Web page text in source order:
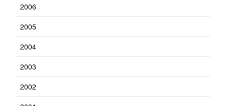
2006
2005
2004
2003
2002